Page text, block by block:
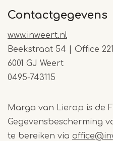
Contactgegevens
www.inweert.nl
Beekstraat 54 | Office 221
6001 GJ Weert
0495-743115
Marga van Lierop is de
Gegevensbescherming
te bereiken via